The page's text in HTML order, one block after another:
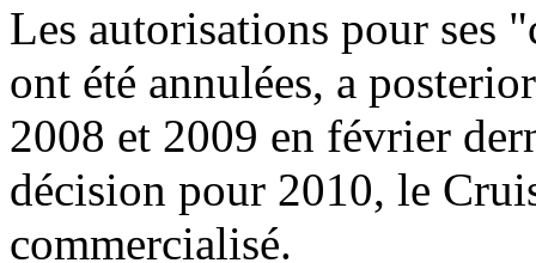
Les autorisations pour ses
ont été annulées, a
2008 et 2009 en février
décision pour 2010, le
commercialisé.